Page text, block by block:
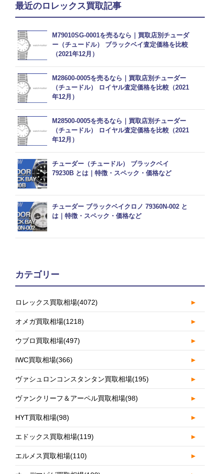
最近のロレックス買取記事
M79010SG-0001を売るなら｜買取店別チューダ
ー（チュードル） ブラックベイ査定価格を比較
（2021年12月）
M28600-0005を売るなら｜買取店別チューダー
（チュードル） ロイヤル査定価格を比較（2021
年12月）
M28500-0005を売るなら｜買取店別チューダー
（チュードル） ロイヤル査定価格を比較（2021
年12月）
チューダー（チュードル） ブラックベイ
79230B とは｜特徴・スペック・価格など
チューダー ブラックベイクロノ 79360N-002 と
は｜特徴・スペック・価格など
カテゴリー
ロレックス買取相場(4072) ►
オメガ買取相場(1218) ►
ウブロ買取相場(497) ►
IWC買取相場(366) ►
ヴァシュロンコンスタンタン買取相場(195) ►
ヴァンクリーフ＆アーペル買取相場(98) ►
HYT買取相場(98) ►
エドックス買取相場(119) ►
エルメス買取相場(110) ►